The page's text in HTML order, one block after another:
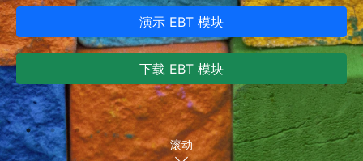
演示 EBT 模块
下载 EBT 模块
滚动